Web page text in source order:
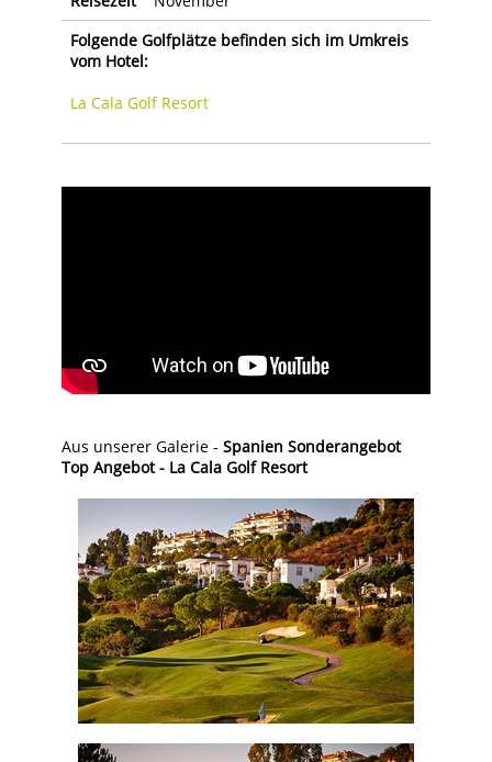
Folgende Golfplätze befinden sich im Umkreis
vom Hotel:
La Cala Golf Resort
Aus unserer Galerie - Spanien Sonderangebot
Top Angebot - La Cala Golf Resort